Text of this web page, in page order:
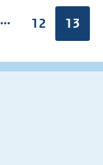
...
P
g
12 13